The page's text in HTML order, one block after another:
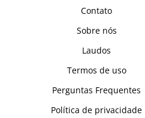
Contato
Sobre nós
Laudos
Termos de uso
Perguntas Frequentes
Política de privacidade